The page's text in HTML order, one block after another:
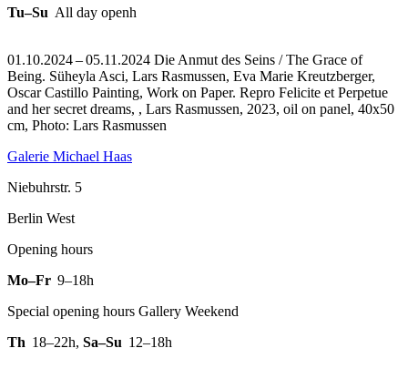
Tu–Su All day openh
01.10.2024 – 05.11.2024 Die Anmut des Seins / The Grace of
Being. Süheyla Asci, Lars Rasmussen, Eva Marie Kreutzberger,
Oscar Castillo Painting, Work on Paper. Repro Felicite et Perpetue
and her secret dreams, , Lars Rasmussen, 2023, oil on panel, 40x50
cm, Photo: Lars Rasmussen
Galerie Michael Haas
Niebuhrstr. 5
Berlin West
Opening hours
Mo–Fr 9–18h
Special opening hours Gallery Weekend
Th 18–22h, Sa–Su 12–18h